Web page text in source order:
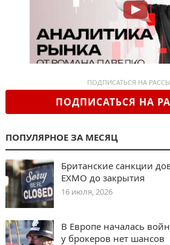
ПОДПИСАТЬСЯ НА
ПОДПИСАТЬСЯ НА
ПОПУЛЯРНОЕ ЗА МЕСЯЦ
Британские санкции
EXMO до закрытия
16 июля, 2026
В Европе началась
у брокеров нет шансов